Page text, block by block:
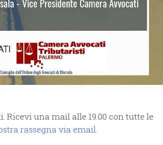
una mail alle 19.00 con tutte le
rassegna via email.